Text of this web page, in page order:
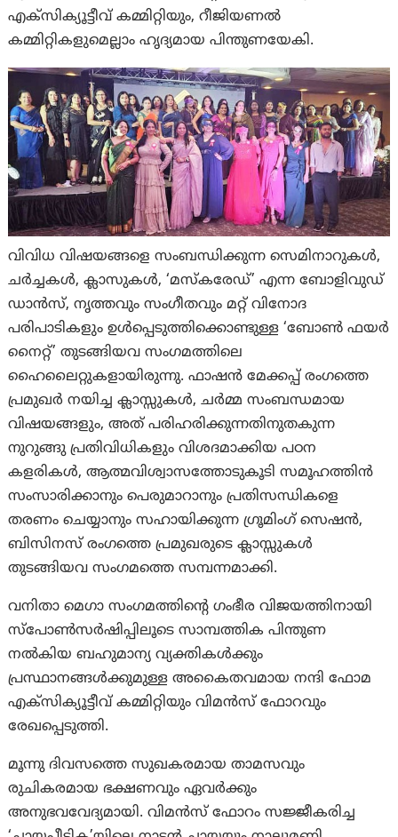
എക്‌സിക്യൂട്ടീവ് കമ്മിറ്റിയും, റീജിയണല്‍
കമ്മിറ്റികളുമെല്ലാം ഹൃദ്യമായ പിന്തുണയേകി.
വിവിധ വിഷയങ്ങളെ സംബന്ധിക്കുന്ന സെമിനാറുകള്‍,
ചര്‍ച്ചകള്‍, ക്ലാസുകള്‍, ‘മസ്‌കരേഡ്’ എന്ന ബോളിവുഡ്
ഡാന്‍സ്, നൃത്തവും സംഗീതവും മറ്റ് വിനോദ
പരിപാടികളും ഉള്‍പ്പെടുത്തിക്കൊണ്ടുള്ള ‘ബോണ്‍ ഫയര്‍
നൈറ്റ്’ തുടങ്ങിയവ സംഗമത്തിലെ
ഹൈലൈറ്റുകളായിരുന്നു. ഫാഷന്‍ മേക്കപ്പ് രംഗത്തെ
പ്രമുഖര്‍ നയിച്ച ക്ലാസ്സുകള്‍, ചര്‍മ്മ സംബന്ധമായ
വിഷയങ്ങളും, അത് പരിഹരിക്കുന്നതിനുതകുന്ന
നുറുങ്ങു പ്രതിവിധികളും വിശദമാക്കിയ പഠന
കളരികള്‍, ആത്മവിശ്വാസത്തോടുകൂടി സമൂഹത്തിന്‍
സംസാരിക്കാനും പെരുമാറാനും പ്രതിസന്ധികളെ
തരണം ചെയ്യാനും സഹായിക്കുന്ന ഗ്രൂമിംഗ് സെഷന്‍,
ബിസിനസ് രംഗത്തെ പ്രമുഖരുടെ ക്ലാസ്സുകള്‍
തുടങ്ങിയവ സംഗമത്തെ സമ്പന്നമാക്കി.
വനിതാ മെഗാ സംഗമത്തിന്റെ ഗംഭീര വിജയത്തിനായി
സ്‌പോണ്‍സര്‍ഷിപ്പിലൂടെ സാമ്പത്തിക പിന്തുണ
നല്‍കിയ ബഹുമാന്യ വ്യക്തികള്‍ക്കും
പ്രസ്ഥാനങ്ങള്‍ക്കുമുള്ള അകൈതവമായ നന്ദി ഫോമ
എക്‌സിക്യൂട്ടീവ് കമ്മിറ്റിയും വിമന്‍സ് ഫോറവും
രേഖപ്പെടുത്തി.
മൂന്നു ദിവസത്തെ സുഖകരമായ താമസവും
രുചികരമായ ഭക്ഷണവും ഏവര്‍ക്കും
അനുഭവവേദ്യമായി. വിമന്‍സ് ഫോറം സജ്ജീകരിച്ച